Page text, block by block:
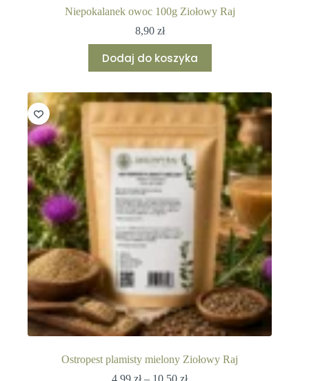
Niepokalanek owoc 100g Ziołowy Raj
8,90 zł
Dodaj do koszyka
Ostropest plamisty mielony Ziołowy Raj
Zakres